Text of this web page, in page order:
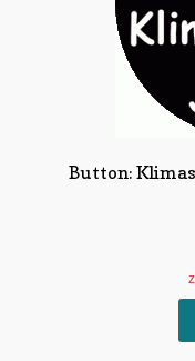
Button: